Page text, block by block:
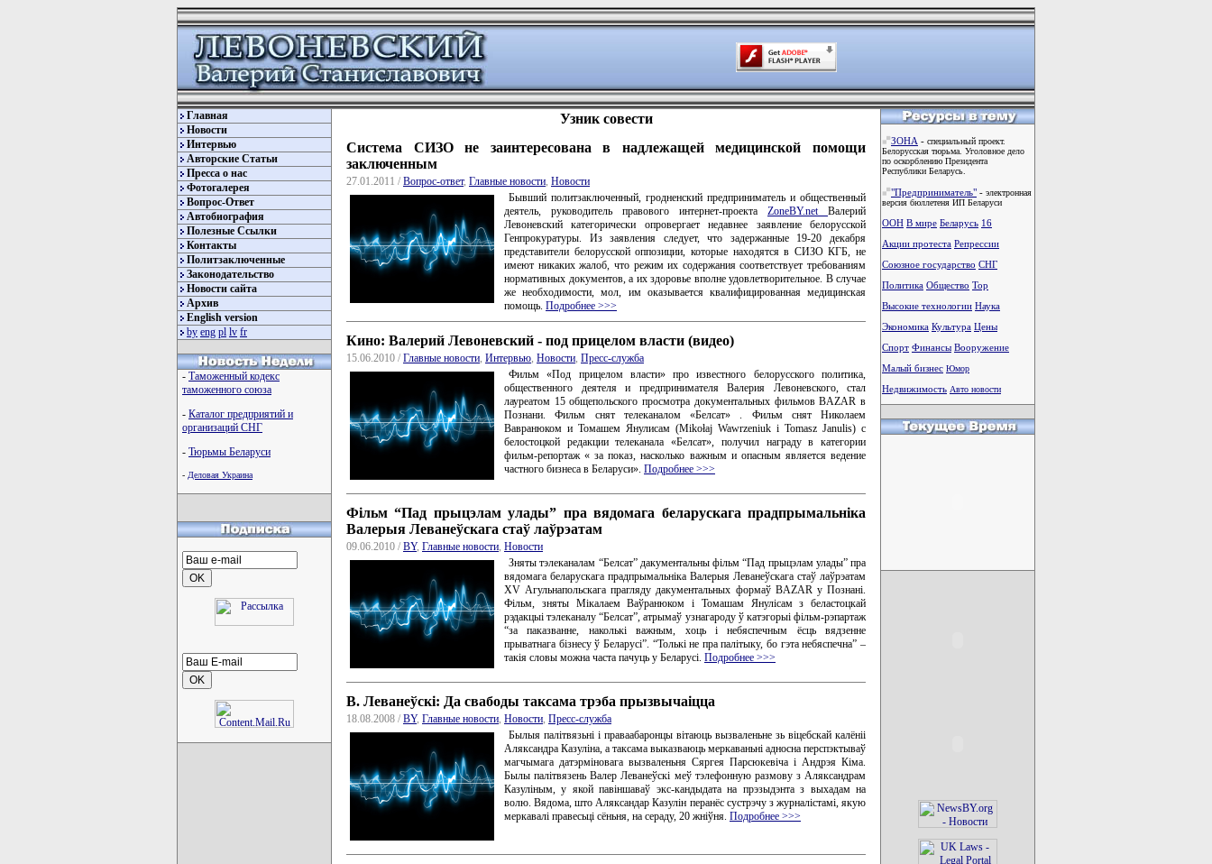
Главная
Новости
Интервью
Авторские Статьи
Пресса о нас
Фотогалерея
Вопрос-Ответ
Автобиография
Полезные Ссылки
Контакты
Политзаключенные
Законодательство
Новости сайта
Архив
English version
by eng pl lv fr
- Таможенный кодекс
таможенного союза
- Каталог предприятий и
организаций СНГ
- Тюрьмы Беларуси
- Деловая Украина
Узник совести
Система СИЗО не заинтересована в надлежащей медицинской помощи
заключенным
27.01.2011 / Вопрос-ответ, Главные новости Новости
Бывший политзаключенный, гродненский предприниматель и общественный
деятель, руководитель правового интернет-проекта ZoneBY.net Валерий
Левоневский категорически опровергает недавнее заявление белорусской
Генпрокуратуры. Из заявления следует, что задержанные 19-20 декабря
представители белорусской оппозиции, которые находятся в СИЗО КГБ, не
имеют никаких жалоб, что режим их содержания соответствует требованиям
нормативных документов, а их здоровье вполне удовлетворительное. В случае
же необходимости, мол, им оказывается квалифицированная медицинская
помощь. Подробнее >>>
Кино: Валерий Левоневский - под прицелом власти (видео)
15.06.2010 / Главные новости Интервью Новости Пресс-служба
Фильм «Под прицелом власти» про известного белорусского политика,
общественного деятеля и предпринимателя Валерия Левоневского, стал
лауреатом 15 общепольского просмотра документальных фильмов BAZAR в
Познани. Фильм снят телеканалом «Белсат» . Фильм снят Николаем
Вавранюком и Томашем Янулисам (Mikołaj Wawrzeniuk i Tomasz Janulis) с
белостоцкой редакции телеканала «Белсат», получил награду в категории
фильм-репортаж « за показ, насколько важным и опасным является ведение
частного бизнеса в Беларуси». Подробнее >>>
Фільм “Пад прыцэлам улады” пра вядомага беларускага прадпрымальніка
Валерыя Леванеўскага стаў лаўрэатам
09.06.2010 / BY, Главные новости Новости
Зняты тэлеканалам “Белсат” дакументальны фільм “Пад прыцэлам улады” пра
вядомага беларускага прадпрымальніка Валерыя Леванеўскага стаў лаўрэатам
XV Агульнапольскага прагляду дакументальных формаў BAZAR у Познані.
Фільм, зняты Мікалаем Ваўранюком і Томашам Янулісам з беластоцкай
рэдакцыі тэлеканалу “Белсат”, атрымаў узнагароду ў катэгорыі фільм-рэпартаж
“за паказванне, наколькі важным, хоць і небяспечным ёсць вядзенне
прыватнага бізнесу ў Беларусі”. “Толькі не пра палітыку, бо гэта небяспечна” –
такія словы можна часта пачуць у Беларусі. Подробнее >>>
В. Леванеўскі: Да свабоды таксама трэба прызвычаіцца
18.08.2008 / BY, Главные новости Новости Пресс-служба
Былыя палітвязьні і праваабаронцы вітаюць вызваленьне зь віцебскай калёніі
Аляксандра Казуліна, а таксама выказваюць меркаваньні адносна перспэктываў
магчымага датэрміновага вызваленьня Сяргея Парсюкевіча і Андрэя Кіма.
Былы палітвязень Валер Леванеўскі меў тэлефонную размову з Аляксандрам
Казуліным, у якой павіншаваў экс-кандыдата на прэзыдэнта з выхадам на
волю. Вядома, што Аляксандар Казулін перанёс сустрэчу з журналістамі, якую
меркавалі правесьці сёньня, на сераду, 20 жніўня. Подробнее >>>
ЗОНА - специальный проект.
Белорусская тюрьма. Уголовное дело
по оскорблению Президента
Республики Беларусь.
"Предприниматель" - электронная
версия бюллетеня ИП Беларуси
ООН В мире Беларусь 16
Акции протеста Репрессии
Союзное государство СНГ
Политика Общество Тоp
Высокие технологии Наука
Экономика Культура Цены
Спорт Финансы Вооружение
Малый бизнес Юмор
Недвижимость Авто новости